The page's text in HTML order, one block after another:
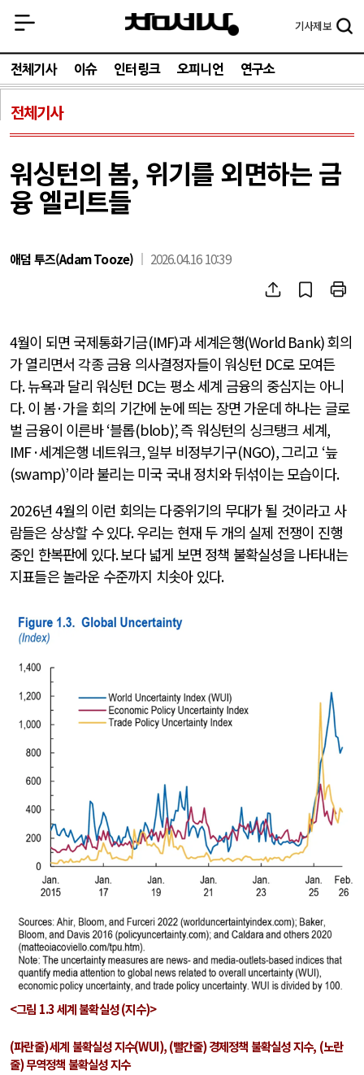
기사제보
전체기사 이슈 인터링크 오피니언 연구소
전체기사
워싱턴의 봄, 위기를 외면하는 금
융 엘리트들
애덤 투즈(Adam Tooze) 2026.04.16 10:39
4월이 되면 국제통화기금(IMF)과 세계은행(World Bank)회의
가 열리면서 각종 금융 의사결정자들이 워싱턴 DC로 모여든
다.뉴욕과 달리 워싱턴 DC는 평소 세계 금융의 중심지는 아니
다.이 봄·가을 회의 기간에 눈에 띄는 장면 가운데 하나는 글로
벌 금융이 이른바‘블롭(blob)’,즉 워싱턴의 싱크탱크 세계,
IMF·세계은행 네트워크,일부 비정부기구(NGO),그리고 ‘늪
(swamp)’이라 불리는 미국 국내 정치와 뒤섞이는 모습이다.
2026년4월의 이런 회의는 다중위기의 무대가 될 것이라고 사
람들은 상상할 수 있다.우리는 현재 두 개의 실제 전쟁이 진행
중인 한복판에 있다.보다 넓게 보면 정책 불확실성을 나타내는
지표들은 놀라운 수준까지 치솟아 있다.
<그림 1.3세계 불확실성(지수)>
(파란줄)세계 불확실성 지수(WUI),(빨간줄)경제정책 불확실성 지수, (노란
줄)무역정책 불확실성 지수